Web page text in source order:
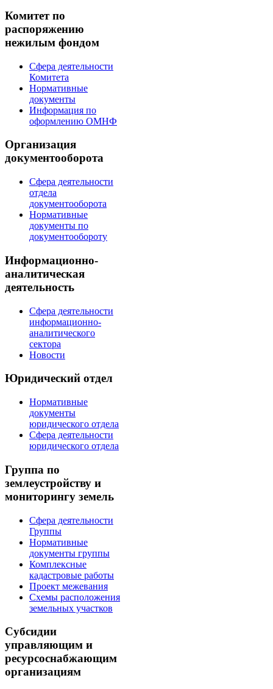
Комитет по
распоряжению
нежилым фондом
Сфера деятельности
Комитета
Нормативные
документы
Информация по
оформлению ОМНФ
Организация
документооборота
Сфера деятельности
отдела
документооборота
Нормативные
документы по
документообороту
Информационно-
аналитическая
деятельность
Сфера деятельности
информационно-
аналитического
сектора
Новости
Юридический отдел
Нормативные
документы
юридического отдела
Сфера деятельности
юридического отдела
Группа по
землеустройству и
мониторингу земель
Сфера деятельности
Группы
Нормативные
документы группы
Комплексные
кадастровые работы
Проект межевания
Схемы расположения
земельных участков
Субсидии
управляющим и
ресурсоснабжающим
организациям